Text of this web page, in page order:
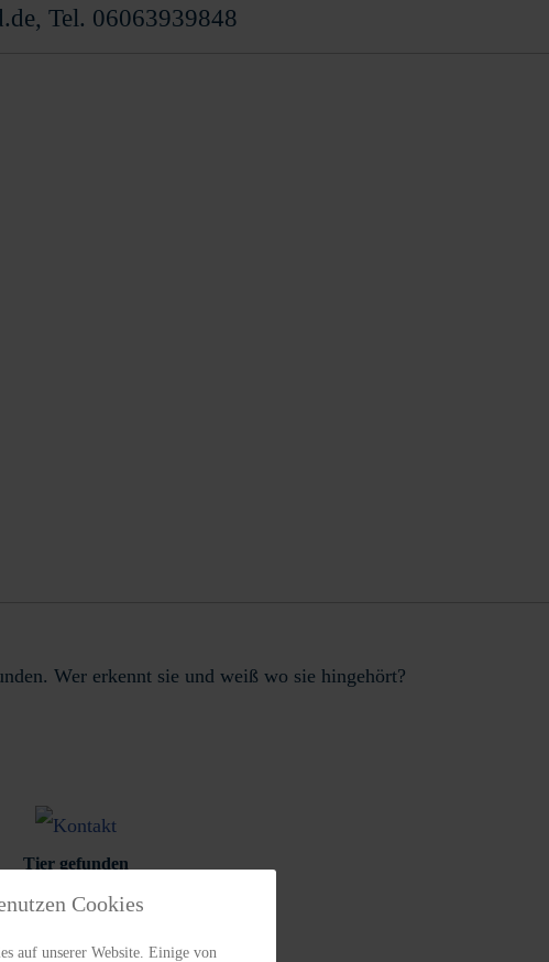
Tel. 06063939848
Wer erkennt sie und weiß wo sie hingehört?
Tier gefunden
Cookies
auf unserer Website. Einige von